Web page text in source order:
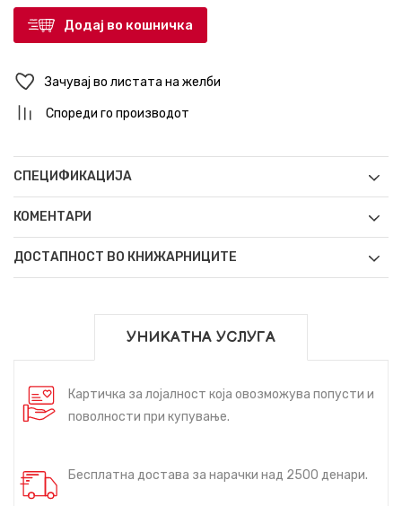
Додај во кошничка
Зачувај во листата на желби
Спореди го производот
СПЕЦИФИКАЦИЈА
КОМЕНТАРИ
ДОСТАПНОСТ ВО КНИЖАРНИЦИТЕ
УНИКАТНА УСЛУГА
Картичка за лојалност која овозможува попусти и
поволности при купување.
Бесплатна достава за нарачки над 2500 денари.